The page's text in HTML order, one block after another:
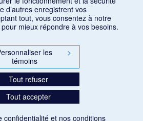
d’autres enregistrent vos
tout, vous consentez à notre
mieux répondre à vos besoins.
les
témoins
>
Tout refuser
Tout accepter
confidentialité et nos conditions